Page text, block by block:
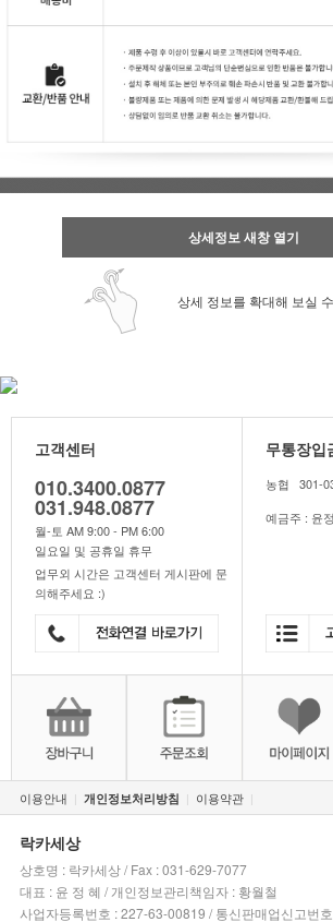
상세정보 새창 열기
상세 정보를 확대해 보실
고객센터
010.3400.0877
031.948.0877
월-토 AM 9:00 - PM 6:00
일요일 및 공휴일 휴무
업무외 시간은 고객센터 게시판에 문
의해주세요 :)
무통장입
농협 301-
예금주 : 윤
이용안내 | 개인정보처리방침 | 이용약관|
락카세상
상호명 : 락카세상 / Fax : 031-629-7077
대표 : 윤 정 혜 / 개인정보관리책임자 : 황월철
사업자등록번호 : 227-63-00819 / 통신판매업신고번